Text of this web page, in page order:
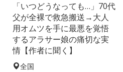
「いつどうなっても…」70代
父が全裸で救急搬送→大人
用オムツを手に最悪を覚悟
するアラサー娘の痛切な実
情【作者に聞く】
全国